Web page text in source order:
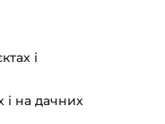
і
і на дачних